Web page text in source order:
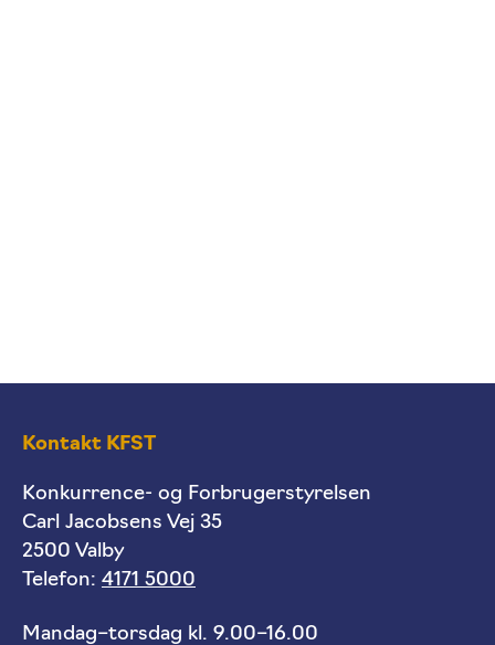
Kontakt KFST
Konkurrence- og Forbrugerstyrelsen
Carl Jacobsens Vej 35
2500 Valby
Telefon: 4171 5000
Mandag–torsdag kl. 9.00–16.00